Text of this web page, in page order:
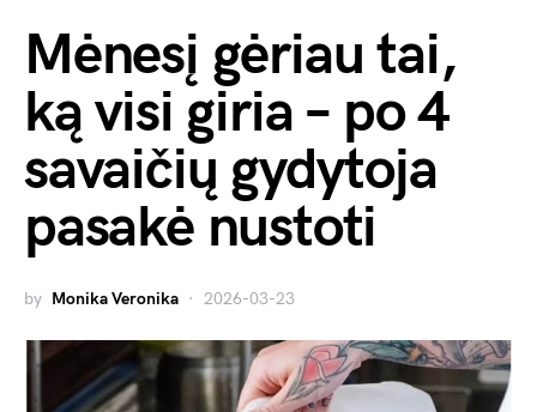
Mėnesį gėriau tai,
ką visi giria – po 4
savaičių gydytoja
pasakė nustoti
by Monika Veronika 2026-03-23